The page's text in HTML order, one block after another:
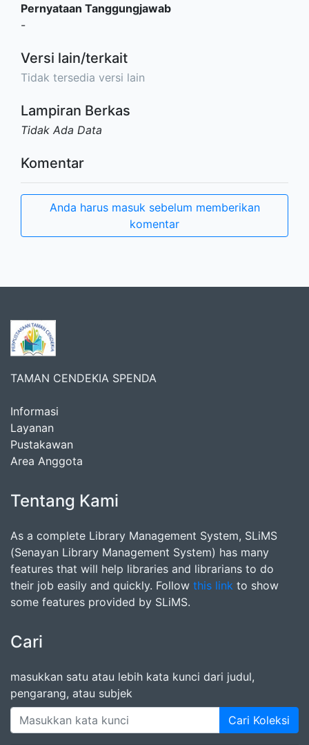
Pernyataan Tanggungjawab
-
Versi lain/terkait
Tidak tersedia versi lain
Lampiran Berkas
Tidak Ada Data
Komentar
Anda harus masuk sebelum memberikan
komentar
TAMAN CENDEKIA SPENDA
Informasi
Layanan
Pustakawan
Area Anggota
Tentang Kami
As a complete Library Management System, SLiMS
(Senayan Library Management System) has many
features that will help libraries and librarians to do
their job easily and quickly. Follow this link to show
some features provided by SLiMS.
Cari
masukkan satu atau lebih kata kunci dari judul,
pengarang, atau subjek
Cari Koleksi